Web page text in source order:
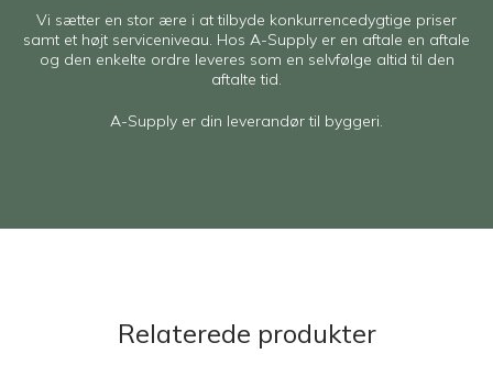
Vi sætter en stor ære i at tilbyde konkurrencedygtige priser
samt et højt serviceniveau. Hos A-Supply er en aftale en aftale
og den enkelte ordre leveres som en selvfølge altid til den
aftalte tid.
A-Supply er din leverandør til byggeri.
Relaterede produkter